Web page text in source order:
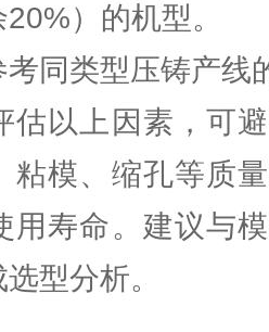
）的机型。
同类型压铸产线
估以上因素，可
粘模、缩孔等质
用寿命。建议与
型分析。